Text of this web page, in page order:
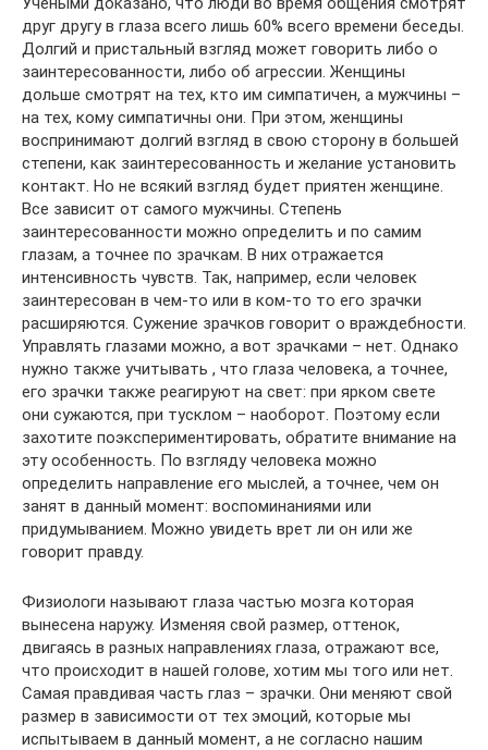
друг другу в глаза всего лишь 60% всего времени беседы.
Долгий и пристальный взгляд может говорить либо о
заинтересованности, либо об агрессии. Женщины
дольше смотрят на тех, кто им симпатичен, а мужчины –
на тех, кому симпатичны они. При этом, женщины
воспринимают долгий взгляд в свою сторону в большей
степени, как заинтересованность и желание установить
контакт. Но не всякий взгляд будет приятен женщине.
Все зависит от самого мужчины. Степень
заинтересованности можно определить и по самим
глазам, а точнее по зрачкам. В них отражается
интенсивность чувств. Так, например, если человек
заинтересован в чем-то или в ком-то то его зрачки
расширяются. Сужение зрачков говорит о враждебности.
Управлять глазами можно, а вот зрачками – нет. Однако
нужно также учитывать , что глаза человека, а точнее,
его зрачки также реагируют на свет: при ярком свете
они сужаются, при тусклом – наоборот. Поэтому если
захотите поэкспериментировать, обратите внимание на
эту особенность. По взгляду человека можно
определить направление его мыслей, а точнее, чем он
занят в данный момент: воспоминаниями или
придумыванием. Можно увидеть врет ли он или же
говорит правду.
Физиологи называют глаза частью мозга которая
вынесена наружу. Изменяя свой размер, оттенок,
двигаясь в разных направлениях глаза, отражают все,
что происходит в нашей голове, хотим мы того или нет.
Самая правдивая часть глаз – зрачки. Они меняют свой
размер в зависимости от тех эмоций, которые мы
испытываем в данный момент, а не согласно нашим